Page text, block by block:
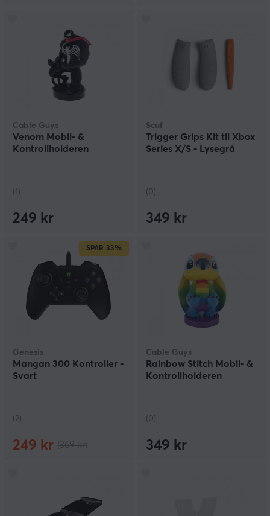
Cable Guys
Venom Mobil- &
Kontrollholderen
(1)
249 kr
Scuf
Trigger Grips Kit til Xbox
Series X/S - Lysegrå
(0)
349 kr
SPAR 33%
Genesis
Mangan 300 Kontroller -
Svart
(2)
249 kr
Cable Guys
Rainbow Stitch Mobil- &
Kontrollholderen
(0)
349 kr